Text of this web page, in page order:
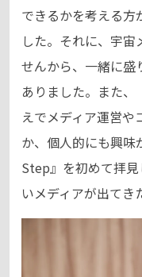
できるかを考える方
した。それに、宇
せんから、一緒に盛
ありました。また
えでメディア運営や
か、個人的にも興味
Step』を初めて拝
いメディアが出てき